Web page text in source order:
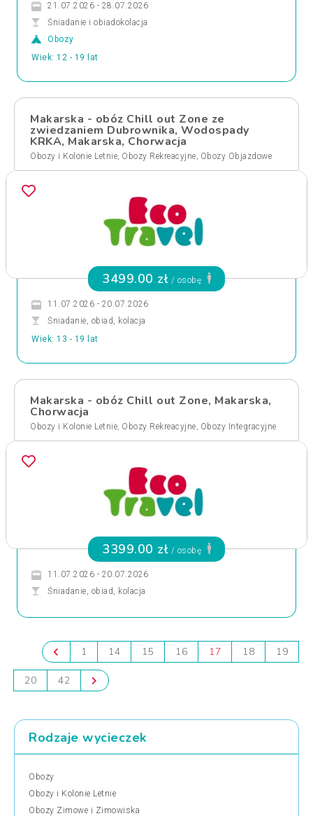
21.07.2026 - 28.07.2026
Śniadanie i obiadokolacja
Obozy
Wiek: 12 - 19 lat
Makarska - obóz Chill out Zone ze
zwiedzaniem Dubrownika, Wodospady
KRKA, Makarska, Chorwacja
Obozy i Kolonie Letnie, Obozy Rekreacyjne, Obozy Objazdowe
3499.00 zł / osobę
11.07.2026 - 20.07.2026
Śniadanie, obiad, kolacja
Wiek: 13 - 19 lat
Makarska - obóz Chill out Zone, Makarska,
Chorwacja
Obozy i Kolonie Letnie, Obozy Rekreacyjne, Obozy Integracyjne
3399.00 zł / osobę
11.07.2026 - 20.07.2026
Śniadanie, obiad, kolacja
1 14 15 16 17 18 19
20 42
Rodzaje wycieczek
Obozy
Obozy i Kolonie Letnie
Obozy Zimowe i Zimowiska